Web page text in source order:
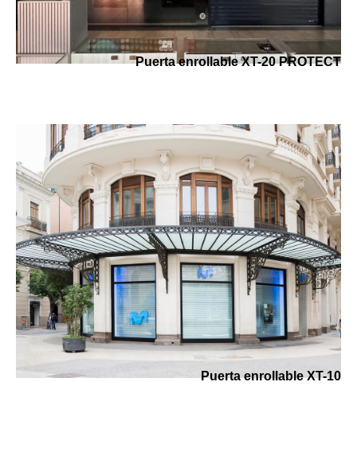
Puerta enrollable XT-20 PROTECT
Puerta enrollable XT-10